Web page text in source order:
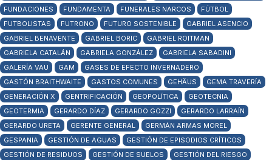
FUNDACIONES
FUNDAMENTA FUNERALES NARCOS
FÚTBOL
FUTBOLISTAS
FUTRONO FUTURO SOSTENIBLE
GABRIEL ASENCIO
GABRIEL BENAVENTE
GABRIEL BORIC
GABRIEL ROITMAN
GABRIELA CATALÁN
GABRIELA GONZÁLEZ
GABRIELA SABADINI
GALERÍA VAU
GAM
GASES DE EFECTO INVERNADERO
GASTÓN BRAITHWAITE
GASTOS COMUNES GEHÄUS
GEMA TRAVERÍA
GENERACIÓN X
GENTRIFICACIÓN GEOPOLÍTICA
GEOTECNIA
GEOTERMIA
GERARDO DÍAZ GERARDO GOZZI
GERARDO LARRAÍN
GERARDO URETA
GERENTE GENERAL
GERMÁN ARMAS MOREL
GESPANIA
GESTIÓN DE AGUAS
GESTIÓN DE EPISODIOS CRÍTICOS
GESTIÓN DE RESIDUOS
GESTIÓN DE SUELOS
GESTIÓN DEL RIESGO